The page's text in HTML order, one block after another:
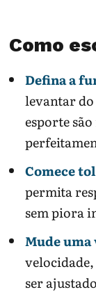
Como
Defina a
levantar
esporte
Comece
permita
sem piora
Mude
ser